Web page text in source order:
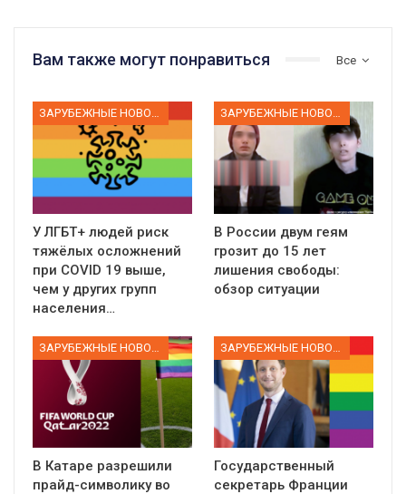
Все
Вам также могут понравиться
ЗАРУБЕЖНЫЕ НОВОСТИ
У ЛГБТ+ людей риск
тяжёлых осложнений
при COVID 19 выше,
чем у других групп
населения…
ЗАРУБЕЖНЫЕ НОВОСТИ
В России двум геям
грозит до 15 лет
лишения свободы:
обзор ситуации
В Катаре разрешили
прайд-символику во
Государственный
секретарь Франции